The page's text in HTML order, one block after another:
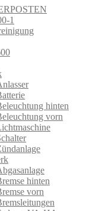
1
hinten
vorn
hinten
vorn